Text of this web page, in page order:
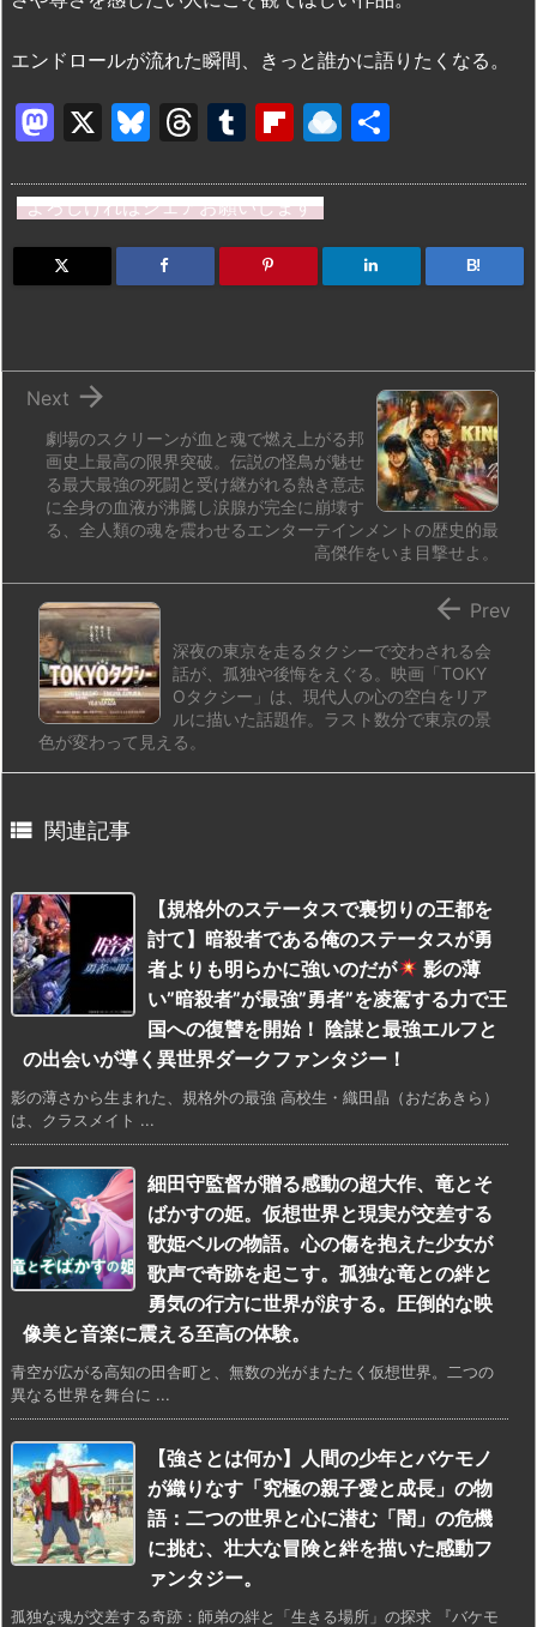
エンドロールが流れた瞬間、きっと誰かに語りたくなる。
M
st
o
d
X
Bl
e
s
k
T
e
a
d
T
m
bl
r
Fl
b
o
ar
R
n
dr
o
よろしければシェアお願いします
B!
劇場のスクリーンが血と魂で燃え上がる邦
画史上最高の限界突破。伝説の怪鳥が魅せ
る最大最強の死闘と受け継がれる熱き意志
に全身の血液が沸騰し涙腺が完全に崩壊す
る、全人類の魂を震わせるエンターテインメントの歴史的最
高傑作をいま目撃せよ。

Next
深夜の東京を走るタクシーで交わされる会
話が、孤独や後悔をえぐる。映画「TOKY
Oタクシー」は、現代人の心の空白をリア
ルに描いた話題作。ラスト数分で東京の景
色が変わって見える。
 Prev
 関連記事
【規格外のステータスで裏切りの王都を
討て】暗殺者である俺のステータスが勇
者よりも明らかに強いのだが
影の薄
い”暗殺者”が最強”勇者”を凌駕する力で王
国への復讐を開始！ 陰謀と最強エルフと
の出会いが導く異世界ダークファンタジー！
影の薄さから生まれた、規格外の最強 高校生・織田晶（おだあきら）
は、クラスメイト ...
細田守監督が贈る感動の超大作、竜とそ
ばかすの姫。仮想世界と現実が交差する
歌姫ベルの物語。心の傷を抱えた少女が
歌声で奇跡を起こす。孤独な竜との絆と
勇気の行方に世界が涙する。圧倒的な映
像美と音楽に震える至高の体験。
青空が広がる高知の田舎町と、無数の光がまたたく仮想世界。二つの
異なる世界を舞台に ...
【強さとは何か】人間の少年とバケモノ
が織りなす「究極の親子愛と成長」の物
語：二つの世界と心に潜む「闇」の危機
に挑む、壮大な冒険と絆を描いた感動フ
ァンタジー。
孤独な魂が交差する奇跡：師弟の絆と「生きる場所」の探求 『バケモ